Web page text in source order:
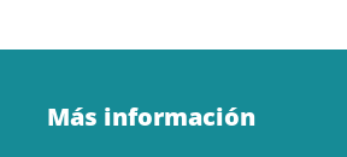
Más información